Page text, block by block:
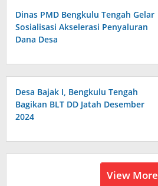
Dinas PMD Bengkulu Tengah Gelar
Sosialisasi Akselerasi Penyaluran
Dana Desa
Desa Bajak I, Bengkulu Tengah
Bagikan BLT DD Jatah Desember
2024
View More